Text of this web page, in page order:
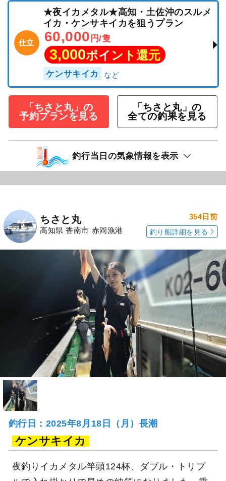
仕立
★夜イカメタル★高知・土佐沖のスルメ
イカ・ケンサキイカを狙うプラン
60,000 円/隻
3,000ポイント還元
ケンサキイカ
「ちさと丸」の
予約プランを見る
「ちさと丸」の
全ての釣果を見る
釣行当日の気象情報を表示
ちさと丸
高知県 香南市 赤岡漁港
354日前
釣り船詳細を見る
釣行日：2025年8月18日（月）長潮
ケンサキイカ
夜釣りイカメタル竿頭124杯、ダブル・トリプ